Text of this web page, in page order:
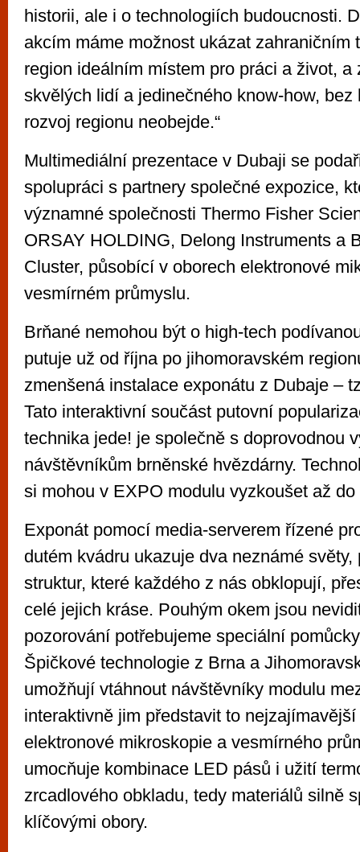
historii, ale i o technologiích budoucnosti.
akcím máme možnost ukázat zahraničním
region ideálním místem pro práci a život, a
skvělých lidí a jedinečného know-how, bez
rozvoj regionu neobejde.“
Multimediální prezentace v Dubaji se
spolupráci s partnery společné expozice,
významné společnosti Thermo Fisher
ORSAY HOLDING, Delong Instruments a
Cluster, působící v oborech elektronové
vesmírném průmyslu.
Brňané nemohou být o high-tech
putuje už od října po jihomoravském
zmenšená instalace exponátu z Dubaje –
Tato interaktivní součást putovní
technika jede! je společně s doprovodnou
návštěvníkům brněnské hvězdárny.
si mohou v EXPO modulu vyzkoušet až do
Exponát pomocí media-serverem řízené
dutém kvádru ukazuje dva neznámé světy,
struktur, které každého z nás obklopují,
celé jejich kráse. Pouhým okem jsou
pozorování potřebujeme speciální
Špičkové technologie z Brna a
umožňují vtáhnout návštěvníky modulu
interaktivně jim představit to
elektronové mikroskopie a vesmírného
umocňuje kombinace LED pásů i užití
zrcadlového obkladu, tedy materiálů silně
klíčovými obory.